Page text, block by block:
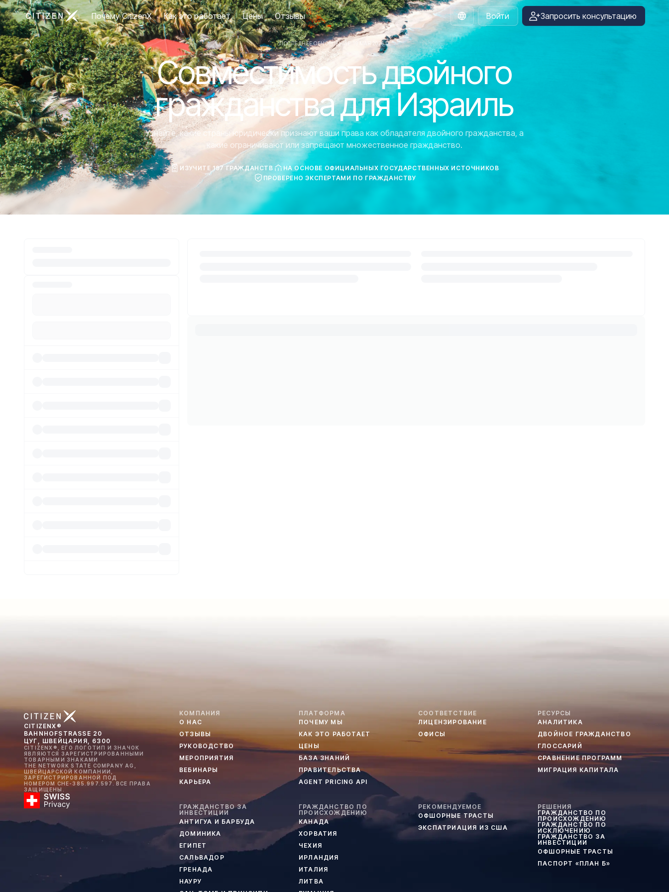
Перейти на главную страницу CitizenX
Почему CitizenX Как это работает Цены Отзывы
Russian
Войти Запросить консультацию
ПОСЛЕДНЕЕ ОБНОВЛЕНИЕ: 19 МАЯ 2026 Г.
Совместимость двойного
гражданства для Израиль
Узнайте, какие страны юридически признают ваши права как обладателя двойного гражданства, а
какие ограничивают или запрещают множественное гражданство.
ИЗУЧИТЕ 197 ГРАЖДАНСТВ
НА ОСНОВЕ ОФИЦИАЛЬНЫХ ГОСУДАРСТВЕННЫХ ИСТОЧНИКОВ
ПРОВЕРЕНО ЭКСПЕРТАМИ ПО ГРАЖДАНСТВУ
CITIZENX®
BAHNHOFSTRASSE 20
ЦУГ, ШВЕЙЦАРИЯ, 6300
CITIZENX®, ЕГО ЛОГОТИП И ЗНАЧОК
ЯВЛЯЮТСЯ ЗАРЕГИСТРИРОВАННЫМИ
ТОВАРНЫМИ ЗНАКАМИ
THE NETWORK STATE COMPANY AG,
ШВЕЙЦАРСКОЙ КОМПАНИИ,
ЗАРЕГИСТРИРОВАННОЙ ПОД
НОМЕРОМ CHE-385.997.597. ВСЕ ПРАВА
ЗАЩИЩЕНЫ.
КОМПАНИЯ
О НАС
ОТЗЫВЫ
РУКОВОДСТВО
МЕРОПРИЯТИЯ
ВЕБИНАРЫ
КАРЬЕРА
ПЛАТФОРМА
ПОЧЕМУ МЫ
КАК ЭТО РАБОТАЕТ
ЦЕНЫ
БАЗА ЗНАНИЙ
ПРАВИТЕЛЬСТВА
AGENT PRICING API
СООТВЕТСТВИЕ
ЛИЦЕНЗИРОВАНИЕ
ОФИСЫ
РЕСУРСЫ
АНАЛИТИКА
ДВОЙНОЕ ГРАЖДАНСТВО
ГЛОССАРИЙ
СРАВНЕНИЕ ПРОГРАММ
МИГРАЦИЯ КАПИТАЛА
ГРАЖДАНСТВО ЗА
ИНВЕСТИЦИИ
АНТИГУА И БАРБУДА
ДОМИНИКА
ЕГИПЕТ
САЛЬВАДОР
ГРЕНАДА
НАУРУ
ГРАЖДАНСТВО ПО
ПРОИСХОЖДЕНИЮ
КАНАДА
ХОРВАТИЯ
ЧЕХИЯ
ИРЛАНДИЯ
ИТАЛИЯ
ЛИТВА
РЕКОМЕНДУЕМОЕ
ОФШОРНЫЕ ТРАСТЫ
ЭКСПАТРИАЦИЯ ИЗ США
РЕШЕНИЯ
ГРАЖДАНСТВО ПО
ПРОИСХОЖДЕНИЮ
ГРАЖДАНСТВО ПО
ИСКЛЮЧЕНИЮ
ГРАЖДАНСТВО ЗА
ИНВЕСТИЦИИ
ОФШОРНЫЕ ТРАСТЫ
ПАСПОРТ «ПЛАН Б»